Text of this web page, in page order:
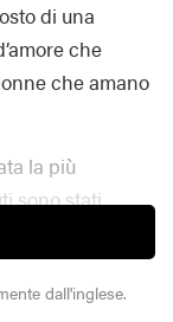
di una
che
che amano
la più
sono stati
da
.Il
sintetica
dall'inglese.